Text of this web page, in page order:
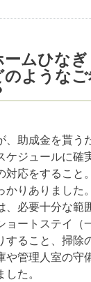
ームひな
ような
、助成金を貰う
ケジュールに確
対応をすること
りありました。
、必要十分な範
ョートステイ（
すること、掃除
や管理人室の守
た。